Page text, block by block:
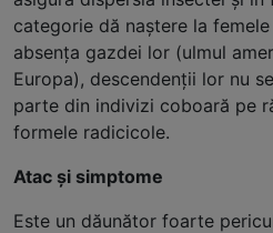
categorie dă naştere la
absenţa gazdei lor (ulmul
Europa), descendenţii lor nu
parte din indivizi coboară pe
formele radicicole.
Atac și simptome
Este un dăunător foarte